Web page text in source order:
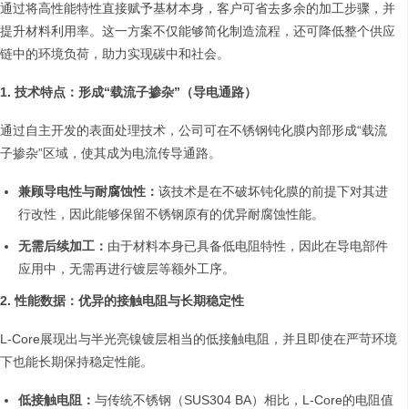
通过将高性能特性直接赋予基材本身，客户可省去多余的加工步骤，并
提升材料利用率。这一方案不仅能够简化制造流程，还可降低整个供应
链中的环境负荷，助力实现碳中和社会。
1. 技术特点：形成“载流子掺杂”（导电通路）
通过自主开发的表面处理技术，公司可在不锈钢钝化膜内部形成“载流
子掺杂”区域，使其成为电流传导通路。
兼顾导电性与耐腐蚀性： 该技术是在不破坏钝化膜的前提下对其进
行改性，因此能够保留不锈钢原有的优异耐腐蚀性能。
无需后续加工： 由于材料本身已具备低电阻特性，因此在导电部件
应用中，无需再进行镀层等额外工序。
2. 性能数据：优异的接触电阻与长期稳定性
L-Core展现出与半光亮镍镀层相当的低接触电阻，并且即使在严苛环境
下也能长期保持稳定性能。
低接触电阻： 与传统不锈钢（SUS304 BA）相比，L-Core的电阻值